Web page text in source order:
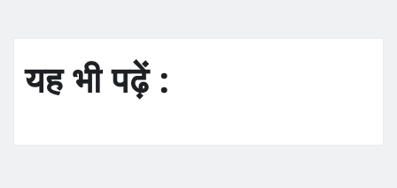
यह भी पढ़ें :